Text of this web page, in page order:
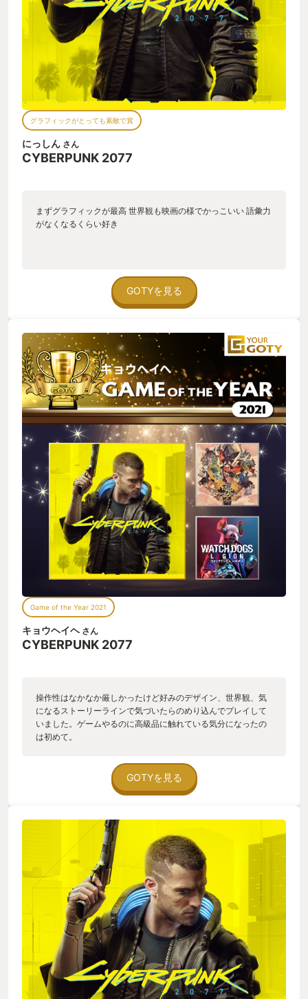
グラフィックがとっても素敵で賞
にっしん さん
CYBERPUNK 2077
まずグラフィックが最高 世界観も映画の様でかっこいい 語彙力
がなくなるくらい好き
GOTYを見る
Game of the Year 2021
キョウヘイヘさん
CYBERPUNK 2077
操作性はなかなか厳しかったけど好みのデザイン、世界観、気
になるストーリーラインで気づいたらのめり込んでプレイして
いました。ゲームやるのに高級品に触れている気分になったの
は初めて。
GOTYを見る